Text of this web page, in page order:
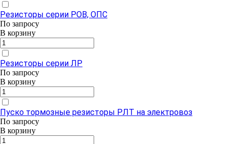
Резисторы серии РОВ, ОПС
По запросу
В корзину
Резисторы серии ЛР
По запросу
В корзину
Пуско тормозные резисторы РЛТ на электровоз
По запросу
В корзину